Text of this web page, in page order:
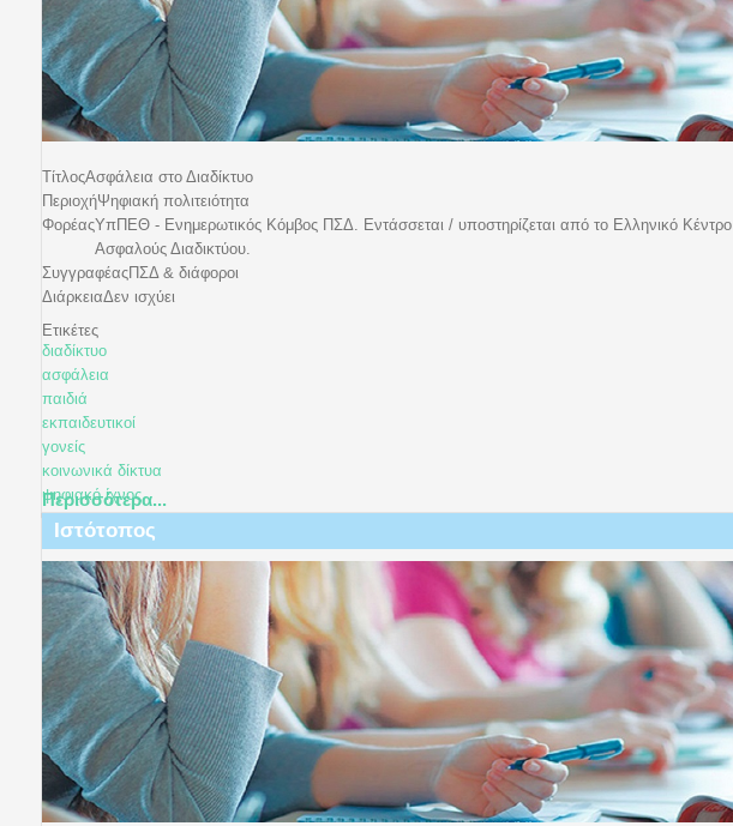
ΤίτλοςΑσφάλεια στο Διαδίκτυο
ΠεριοχήΨηφιακή πολιτειότητα
ΦορέαςΥπΠΕΘ - Ενημερωτικός Κόμβος ΠΣΔ. Εντάσσεται / υποστηρίζεται από το Ελληνικό Κέντρο
Ασφαλούς Διαδικτύου.
ΣυγγραφέαςΠΣΔ & διάφοροι
ΔιάρκειαΔεν ισχύει
Ετικέτες
διαδίκτυο
ασφάλεια
παιδιά
εκπαιδευτικοί
γονείς
κοινωνικά δίκτυα
ψηφιακό ίχνος
Περισσότερα...